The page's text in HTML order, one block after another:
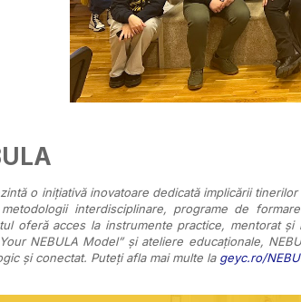
o inițiativă inovatoare dedicată implicării
interdisciplinare, programe de
oferă acces la instrumente practice, mentorat
NEBULA Model” și ateliere educaționale,
și conectat. Puteți afla mai multe la geyc.ro/